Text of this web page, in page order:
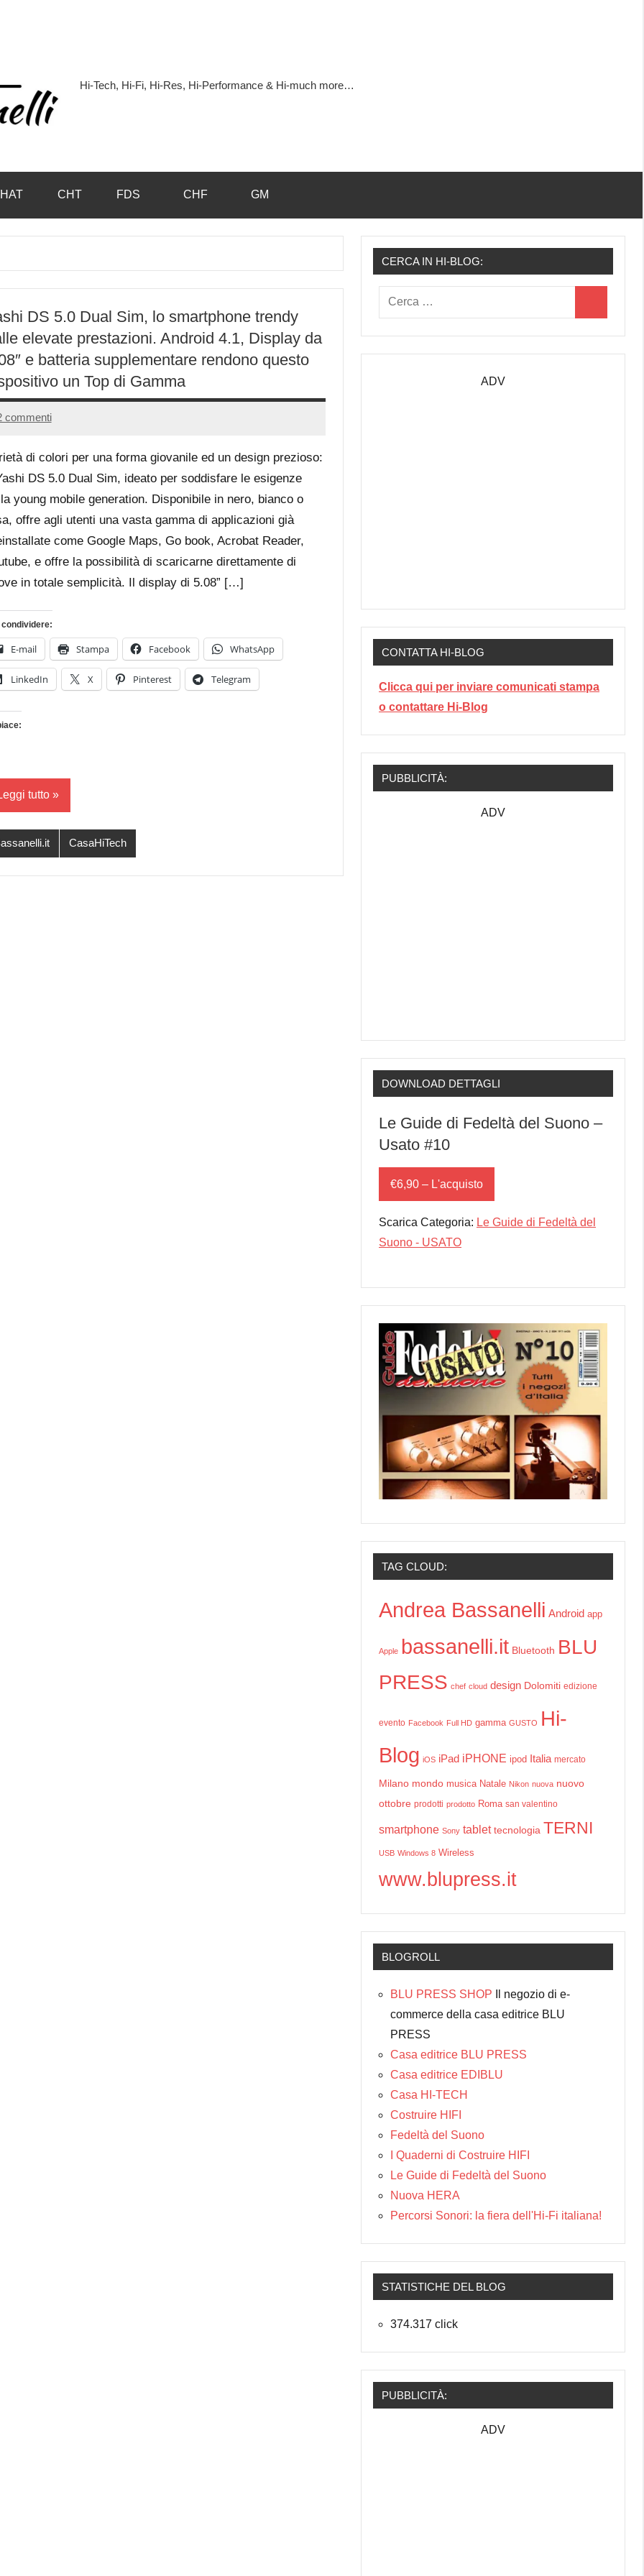
by
Andrea
Bassanelli
Hi-Tech, Hi-Fi, Hi-Res, Hi-Performance & Hi-much more…
CHT FDS CHF GM
DS 5.0 Dual Sim, lo smartphone trendy
elevate prestazioni. Android 4.1, Display da
e batteria supplementare rendono questo
un Top di Gamma
commenti
di colori per una forma giovanile ed un design prezioso:
DS 5.0 Dual Sim, ideato per soddisfare le esigenze
young mobile generation. Disponibile in nero, bianco o
offre agli utenti una vasta gamma di applicazioni già
come Google Maps, Go book, Acrobat Reader,
e offre la possibilità di scaricarne direttamente di
in totale semplicità. Il display di 5.08” […]
condividere:
E-mail Stampa Facebook WhatsApp
LinkedIn X Pinterest Telegram
tutto
CasaHiTech
CERCA IN HI-BLOG:
Ricerca
per:
ADV
CONTATTA HI-BLOG
Clicca qui per inviare comunicati stampa
o contattare Hi-Blog
PUBBLICITÀ:
ADV
DOWNLOAD DETTAGLI
Le Guide di Fedeltà del Suono –
Usato #10
€6,90 – L'acquisto
Scarica Categoria: Le Guide di Fedeltà del
Suono - USATO
TAG CLOUD:
Andrea Bassanelli Android app
Apple bassanelli.it Bluetooth BLU
PRESS chef cloud design Dolomiti edizione
evento Facebook Full HD gamma GUSTO Hi-
Blog iOS iPad iPHONE ipod Italia mercato
Milano mondo musica Natale Nikon nuova nuovo
ottobre prodotti prodotto Roma san valentino
smartphone Sony tablet tecnologia TERNI
USB Windows 8 Wireless
www.blupress.it
BLOGROLL
BLU PRESS SHOP Il negozio di e-
commerce della casa editrice BLU
PRESS
Casa editrice BLU PRESS
Casa editrice EDIBLU
Casa HI-TECH
Costruire HIFI
Fedeltà del Suono
I Quaderni di Costruire HIFI
Le Guide di Fedeltà del Suono
Nuova HERA
Percorsi Sonori: la fiera dell'Hi-Fi italiana!
STATISTICHE DEL BLOG
374.317 click
PUBBLICITÀ:
ADV